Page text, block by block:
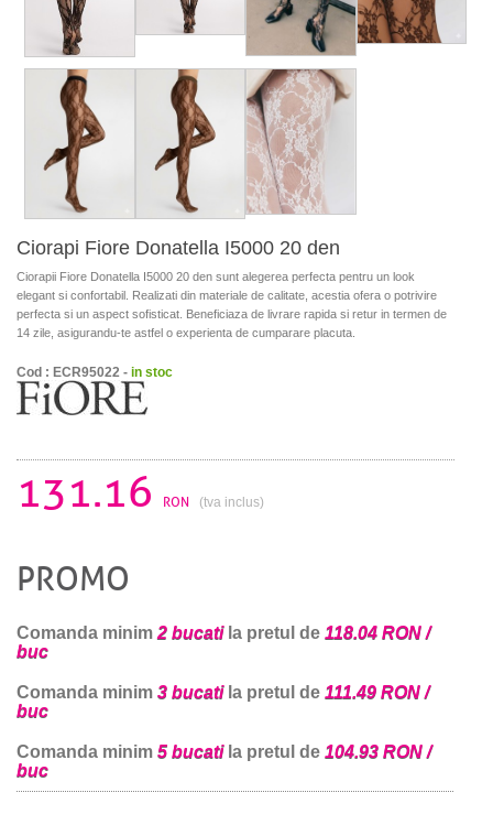
Ciorapi Fiore Donatella I5000 20 den
Ciorapii Fiore Donatella I5000 20 den sunt alegerea perfecta pentru un look
elegant si confortabil. Realizati din materiale de calitate, acestia ofera o potrivire
perfecta si un aspect sofisticat. Beneficiaza de livrare rapida si retur in termen de
14 zile, asigurandu-te astfel o experienta de cumparare placuta.
Cod : ECR95022 - in stoc
131.16 RON (tva inclus)
PROMO
Comanda minim 2 bucatila pretul de 118.04 RON /
buc
Comanda minim 3 bucatila pretul de 111.49 RON /
buc
Comanda minim 5 bucatila pretul de 104.93 RON /
buc